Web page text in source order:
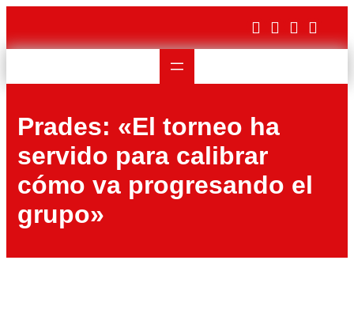
contenido
Prades: «El torneo ha
servido para calibrar
cómo va progresando el
grupo»